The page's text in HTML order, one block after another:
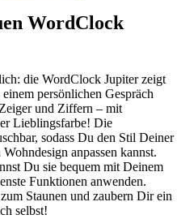
WordClock
die WordClock Jupiter zeigt
persönlichen Gespräch
und Ziffern – mit
Lieblingsfarbe! Die
sodass Du den Stil Deiner
anpassen kannst.
Du sie bequem mit Deinem
Funktionen anwenden.
Staunen und zaubern Dir ein
selbst!